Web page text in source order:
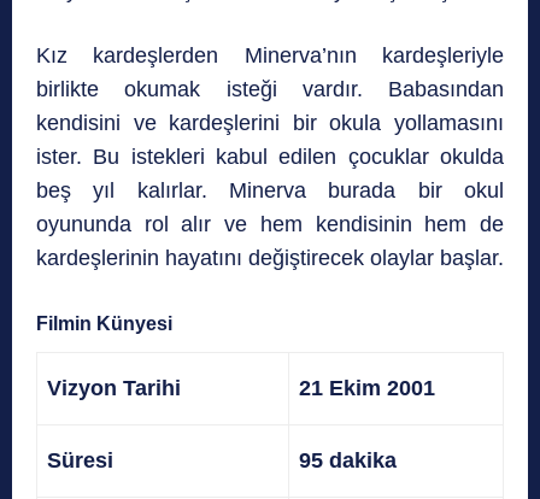
Kız kardeşlerden Minerva’nın kardeşleriyle
birlikte okumak isteği vardır. Babasından
kendisini ve kardeşlerini bir okula yollamasını
ister. Bu istekleri kabul edilen çocuklar okulda
beş yıl kalırlar. Minerva burada bir okul
oyununda rol alır ve hem kendisinin hem de
kardeşlerinin hayatını değiştirecek olaylar başlar.
Filmin Künyesi
Vizyon Tarihi 21 Ekim 2001
Süresi 95 dakika